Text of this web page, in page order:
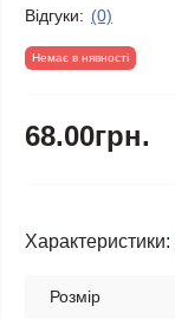
Відгуки: (0)
Немає в нявності
68.00грн.
Характеристики:
Розмір